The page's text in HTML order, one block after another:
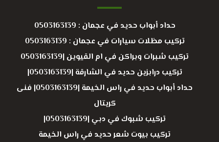
حداد أبواب حديد في عجمان : 0503163139
تركيب مظلات سيارات في عجمان : 0503163139
تركيب شبرات وبراكن في ام القيوين |0503163139
تركيب درابزين حديد في الشارقة |0503163139|
حداد أبواب حديد في راس الخيمة |0503163139| فنى
كريتال
تركيب شبوك في دبي |0503163139|
تركيب بيوت شعر حديد في راس الخيمة